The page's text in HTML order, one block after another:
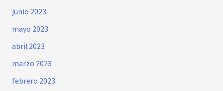
junio 2023
mayo 2023
abril 2023
marzo 2023
febrero 2023